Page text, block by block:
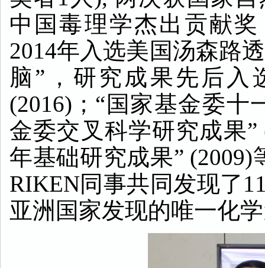
中国毒理学杰出贡献
2014年入选美国汤森路
脑”，研究成果先后入
(2016) ；“国家基金委十
金委交叉科学研究成果”
年基础研究成果” (2009)
RIKEN同事共同发现了
亚洲国家发现的唯一化